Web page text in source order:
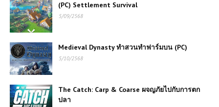
(PC) Settlement Survival
5/09/2568
Medieval Dynasty ทำสวนทำฟาร์มบน (PC)
5/10/2568
The Catch: Carp & Coarse ผจญภัยไปกับการตก
ปลา
เกมออนไลน์ฟรี Fire and Water เกม
ผจญภัยแนวพัซเซิลที่ได้รับความนิยม
อย่างต่อเนื่อง
เกมส์ออนไลน์ฟรี Madalin Stunt Cars
Pro – เกมรถซิ่งสุดมันสำหรับสายสตันท์